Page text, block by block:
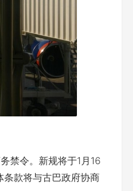
禁令。新规将于1月16
条款将与古巴政府协商